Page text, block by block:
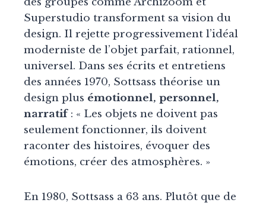
Superstudio transforment sa vision du
design. Il rejette progressivement l’idéal
moderniste de l’objet parfait, rationnel,
universel. Dans ses écrits et entretiens
des années 1970, Sottsass théorise un
design plus émotionnel, personnel,
narratif: « Les objets ne doivent pas
seulement fonctionner, ils doivent
raconter des histoires, évoquer des
émotions, créer des atmosphères. »
En 1980, Sottsass a 63 ans. Plutôt que de